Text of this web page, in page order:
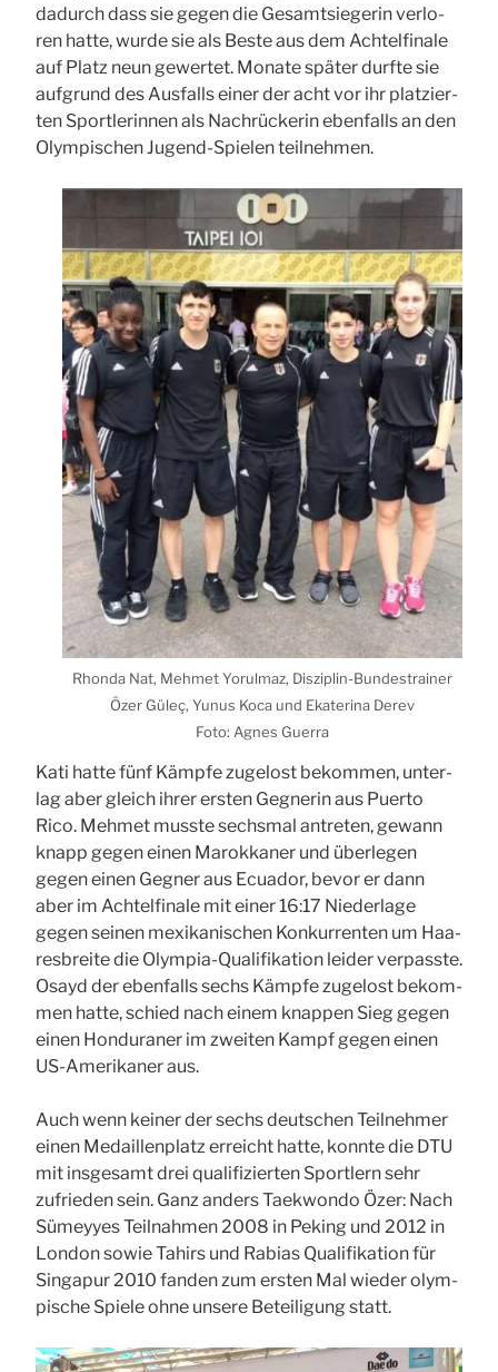
dadurch dass sie gegen die Gesamt­sie­ge­rin ver­lo­
ren hat­te, wur­de sie als Bes­te aus dem Ach­tel­fi­na­le
auf Platz neun gewer­tet. Mona­te spä­ter durf­te sie
auf­grund des Aus­falls einer der acht vor ihr plat­zier­
ten Sport­le­rin­nen als Nach­rü­cke­rin eben­falls an den
Olym­pi­schen Jugend-Spie­len teil­neh­men.
Rhon­da Nat, Meh­met Yorul­maz, Dis­zi­plin-Bun­des­trai­ner
Özer Güleç, Yunus Koca und Eka­te­ri­na Derev
Foto: Agnes Guer­ra
Kati hat­te fünf Kämp­fe zuge­lost bekom­men, unter­
lag aber gleich ihrer ers­ten Geg­ne­rin aus Puer­to
Rico. Meh­met muss­te sechs­mal antre­ten, gewann
knapp gegen einen Marok­ka­ner und über­le­gen
gegen einen Geg­ner aus Ecua­dor, bevor er dann
aber im Ach­tel­fi­na­le mit einer 16:17 Nie­der­la­ge
gegen sei­nen mexi­ka­ni­schen Kon­kur­ren­ten um Haa­
res­brei­te die Olym­pia-Qua­li­fi­ka­ti­on lei­der ver­pass­te.
Osayd der eben­falls sechs Kämp­fe zuge­lost bekom­
men hat­te, schied nach einem knap­pen Sieg gegen
einen Hon­du­ra­ner im zwei­ten Kampf gegen einen
US-Ame­ri­ka­ner aus.
Auch wenn kei­ner der sechs deut­schen Teil­neh­mer
einen Medail­len­platz erreicht hat­te, konn­te die DTU
mit ins­ge­samt drei qua­li­fi­zier­ten Sport­lern sehr
zufrie­den sein. Ganz anders Tae­kwon­do Özer: Nach
Sümey­yes Teil­nah­men 2008 in Peking und 2012 in
Lon­don sowie Tahirs und Rabi­as Qua­li­fi­ka­ti­on für
Sin­ga­pur 2010 fan­den zum ers­ten Mal wie­der olym­
pi­sche Spie­le ohne unse­re Betei­li­gung statt.